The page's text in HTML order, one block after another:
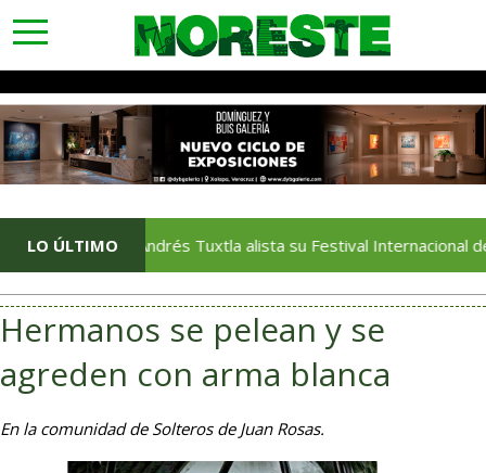
toggle
navigation
LO ÚLTIMO
San Andrés Tuxtla alista su Festival Internacional de Globos
Hermanos se pelean y se
agreden con arma blanca
En la comunidad de Solteros de Juan Rosas.